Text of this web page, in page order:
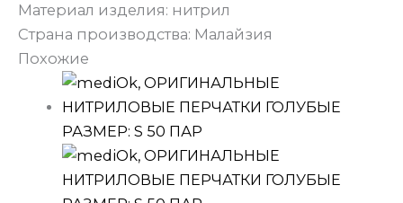
Материал изделия: нитрил
Страна производства: Малайзия
Похожие